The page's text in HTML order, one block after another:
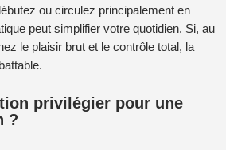
ou circulez principalement en
peut simplifier votre quotidien. Si, au
le plaisir brut et le contrôle total, la
privilégier pour une
?